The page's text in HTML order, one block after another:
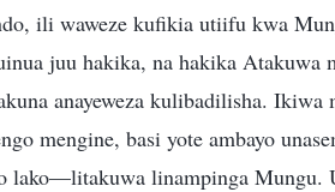
ili waweze kufikia utiifu kwa
juu hakika, na hakika Atakuwa
anayeweza kulibadilisha.
mengine, basi yote ambayo
lako—litakuwa linampinga Mungu.